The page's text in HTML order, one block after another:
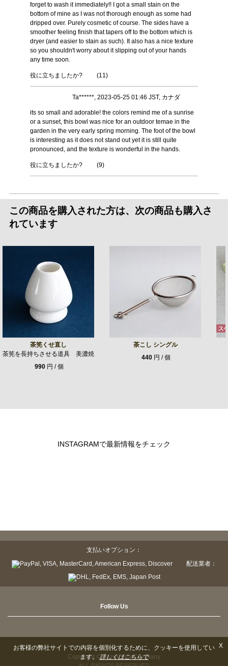
forget to wash it immediately!! I got a small stain on the
bottom of mine as I was not thorough enough as some had
dripped over. Purely cosmetic of course. The sides have a
smoother feeling finish that tapers off to the bottom which is
dryer (and easier to stain as such). It also has a nice texture
so you shouldn't worry about it slipping out of your hands
any time soon.
役に立ちましたか? (11)
Ta******, 2023-05-25 01:46 JST, カナダ
its so small and adorable! the colors remind me of a sunrise
or a sunset, this bowl was nice for an outdoor temae in the
garden in the very early spring morning. The foot of the bowl
is interesting as it does not stand out yet it is still quite
pronounced, and the texture is wonderful in the hands.
役に立ちましたか? (9)
この商品を購入された方は、次の商品も購入さ
れています
茶筅くせ直し
茶筅を長持ちさせる道具 美濃焼
990円 / 個
茶こし シングル
440円 / 個
INSTAGRAMで最新情報をチェック
支払いオプション：
配送業者：
Follow Us
Copyright © Sazen Tea Company
X
お客様の弊社サイトでの内容を個別化するために、クッキーを使用してい
ます。詳しくはこちらで